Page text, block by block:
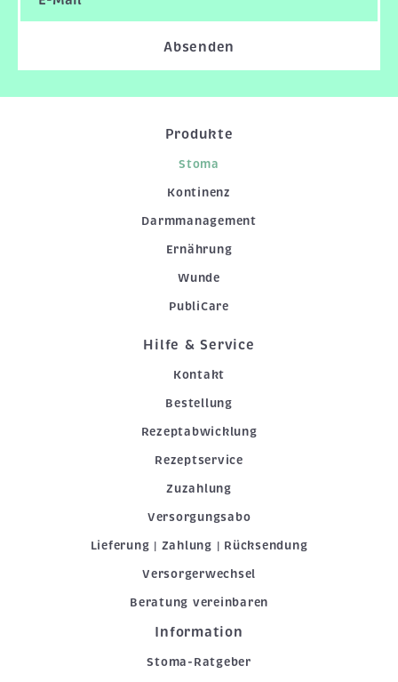
Absenden
Produkte
Stoma
Kontinenz
Darmmanagement
Ernährung
Wunde
PubliCare
Hilfe & Service
Kontakt
Bestellung
Rezeptabwicklung
Rezeptservice
Zuzahlung
Versorgungsabo
Lieferung | Zahlung | Rücksendung
Versorgerwechsel
Beratung vereinbaren
Information
Stoma-Ratgeber